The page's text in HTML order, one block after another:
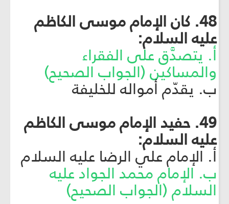
48. كان الإمام موسى الكاظم
عليه السلام:
أ. يتصدَّق على الفقراء
والمساكين (الجواب الصحيح)
ب. يقدّم أمواله للخليفة
49. حفيد الإمام موسى الكاظم
عليه السلام:
أ. الإمام علي الرضا عليه السلام
ب. الإمام محمد الجواد عليه
السلام (الجواب الصحيح)